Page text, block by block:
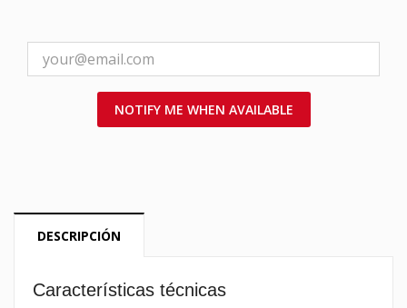
NOTIFY ME WHEN AVAILABLE
DESCRIPCIÓN
Características técnicas